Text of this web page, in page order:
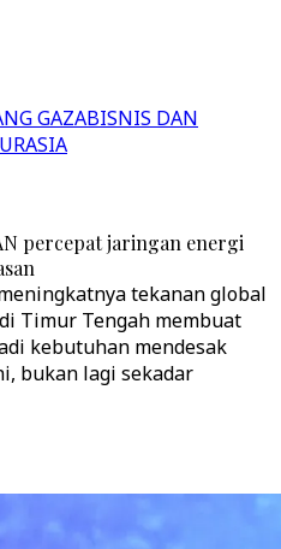
GAZABISNIS DAN
ASIA
percepat jaringan energi
tekanan global
Timur Tengah membuat
kebutuhan mendesak
bukan lagi sekadar